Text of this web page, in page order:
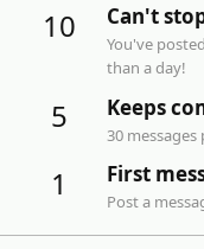
10 Can't
You've
than a day!
5 Keeps
30
1 First
Post a